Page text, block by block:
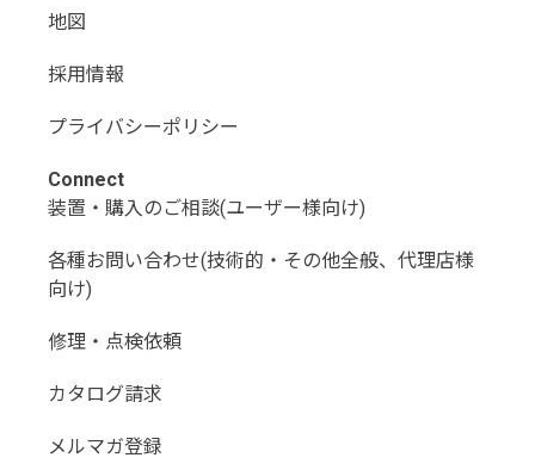
地図
採用情報
プライバシーポリシー
Connect
装置・購入のご相談(ユーザー様向け)
各種お問い合わせ(技術的・その他全般、代理店様
向け)
修理・点検依頼
カタログ請求
メルマガ登録